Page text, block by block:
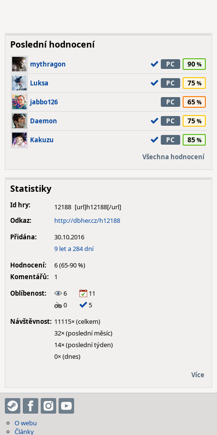
Poslední hodnocení
mythragon PC 90
Luksa PC 75
jabbo126 PC 65
Daemon PC 75
Kakuzu PC 85
Všechna hodnocení
Statistiky
Id hry:
12188
Odkaz:
http://dbher.cz/h12188
Přidána:
30.10.2016
9 let a 284 dní
Hodnocení:
6 (65-90 %)
Komentářů:
1
Oblíbenost:
6
11
0
5
Návštěvnost: 11115× (celkem)
32× (poslední měsíc)
14× (poslední týden)
0× (dnes)
Více
O webu
Články